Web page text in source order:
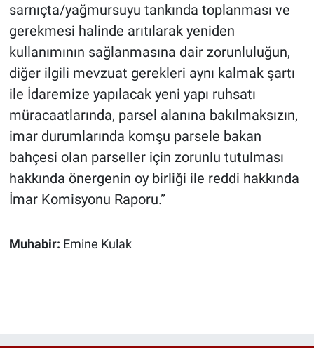
sarnıçta/yağmursuyu tankında toplanması ve
gerekmesi halinde arıtılarak yeniden
kullanımının sağlanmasına dair zorunluluğun,
diğer ilgili mevzuat gerekleri aynı kalmak şartı
ile İdaremize yapılacak yeni yapı ruhsatı
müracaatlarında, parsel alanına bakılmaksızın,
imar durumlarında komşu parsele bakan
bahçesi olan parseller için zorunlu tutulması
hakkında önergenin oy birliği ile reddi hakkında
İmar Komisyonu Raporu.”
Muhabir: Emine Kulak